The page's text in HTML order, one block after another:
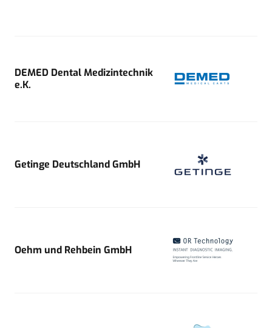
DEMED Dental Medizintechnik
e.K.
Getinge Deutschland GmbH
Oehm und Rehbein GmbH